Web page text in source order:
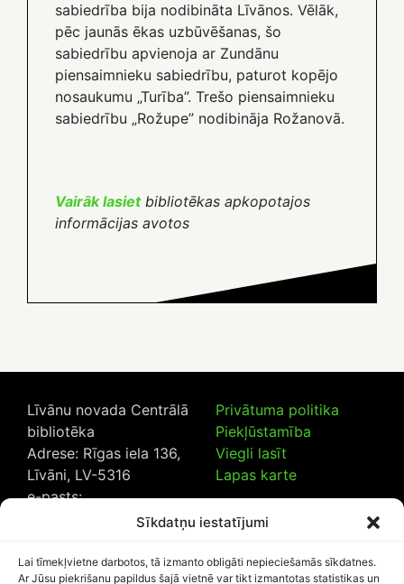
Sīkdatņu iestatījumi
Lai tīmekļvietne darbotos, tā izmanto obligāti nepieciešamās sīkdatnes.
Ar Jūsu piekrišanu papildus šajā vietnē var tikt izmantotas statistikas un
sabiedrība bija nodibināta Līvānos. Vēlāk,
pēc jaunās ēkas uzbūvēšanas, šo
sabiedrību apvienoja ar Zundānu
piensaimnieku sabiedrību, paturot kopējo
nosaukumu „Turība”. Trešo piensaimnieku
sabiedrību „Rožupe” nodibināja Rožanovā.
Vairāk lasietbibliotēkas apkopotajos
informācijas avotos
Līvānu novada Centrālā
bibliotēka
Adrese: Rīgas iela 136,
Līvāni, LV-5316
e-pasts:
20230925
Privātuma politika
Piekļūstamība
Viegli lasīt
Lapas karte